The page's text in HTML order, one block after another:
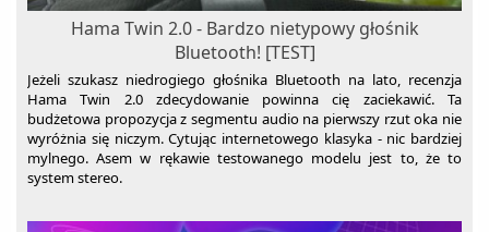
Hama Twin 2.0 - Bardzo nietypowy głośnik
Bluetooth! [TEST]
Jeżeli szukasz niedrogiego głośnika Bluetooth na lato, recenzja
Hama Twin 2.0 zdecydowanie powinna cię zaciekawić. Ta
budżetowa propozycja z segmentu audio na pierwszy rzut oka nie
wyróżnia się niczym. Cytując internetowego klasyka - nic bardziej
mylnego. Asem w rękawie testowanego modelu jest to, że to
system stereo.